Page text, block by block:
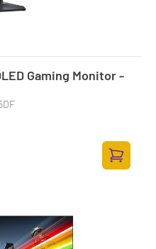
Gaming Monitor -